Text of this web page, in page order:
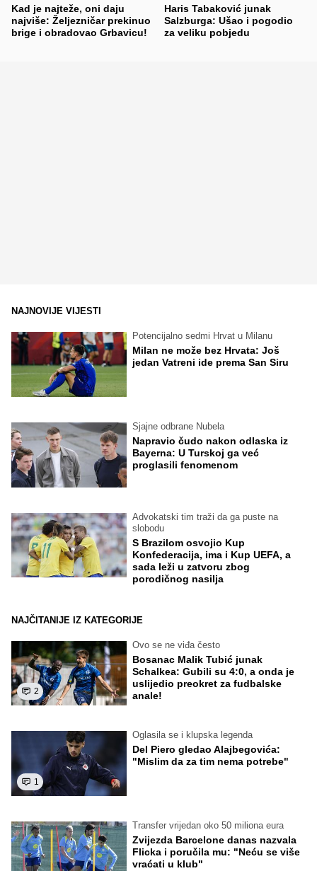
Kad je najteže, oni daju
najviše: Željezničar prekinuo
brige i obradovao Grbavicu!
Haris Tabaković junak
Salzburga: Ušao i pogodio
za veliku pobjedu
NAJNOVIJE VIJESTI
Potencijalno sedmi Hrvat u Milanu
Milan ne može bez Hrvata: Još
jedan Vatreni ide prema San Siru
Sjajne odbrane Nubela
Napravio čudo nakon odlaska iz
Bayerna: U Turskoj ga već
proglasili fenomenom
Advokatski tim traži da ga puste na
slobodu
S Brazilom osvojio Kup
Konfederacija, ima i Kup UEFA, a
sada leži u zatvoru zbog
porodičnog nasilja
NAJČITANIJE IZ KATEGORIJE
2
Ovo se ne viđa često
Bosanac Malik Tubić junak
Schalkea: Gubili su 4:0, a onda je
uslijedio preokret za fudbalske
anale!
1
Oglasila se i klupska legenda
Del Piero gledao Alajbegovića:
"Mislim da za tim nema potrebe"
Transfer vrijedan oko 50 miliona eura
Zvijezda Barcelone danas nazvala
Flicka i poručila mu: "Neću se više
vraćati u klub"